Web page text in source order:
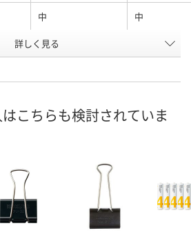
中 中
EW96046 EW96030
8月24日（月）まで 8月24日（月）
カゴへ カ
詳しく見る
こちらも検討されていま